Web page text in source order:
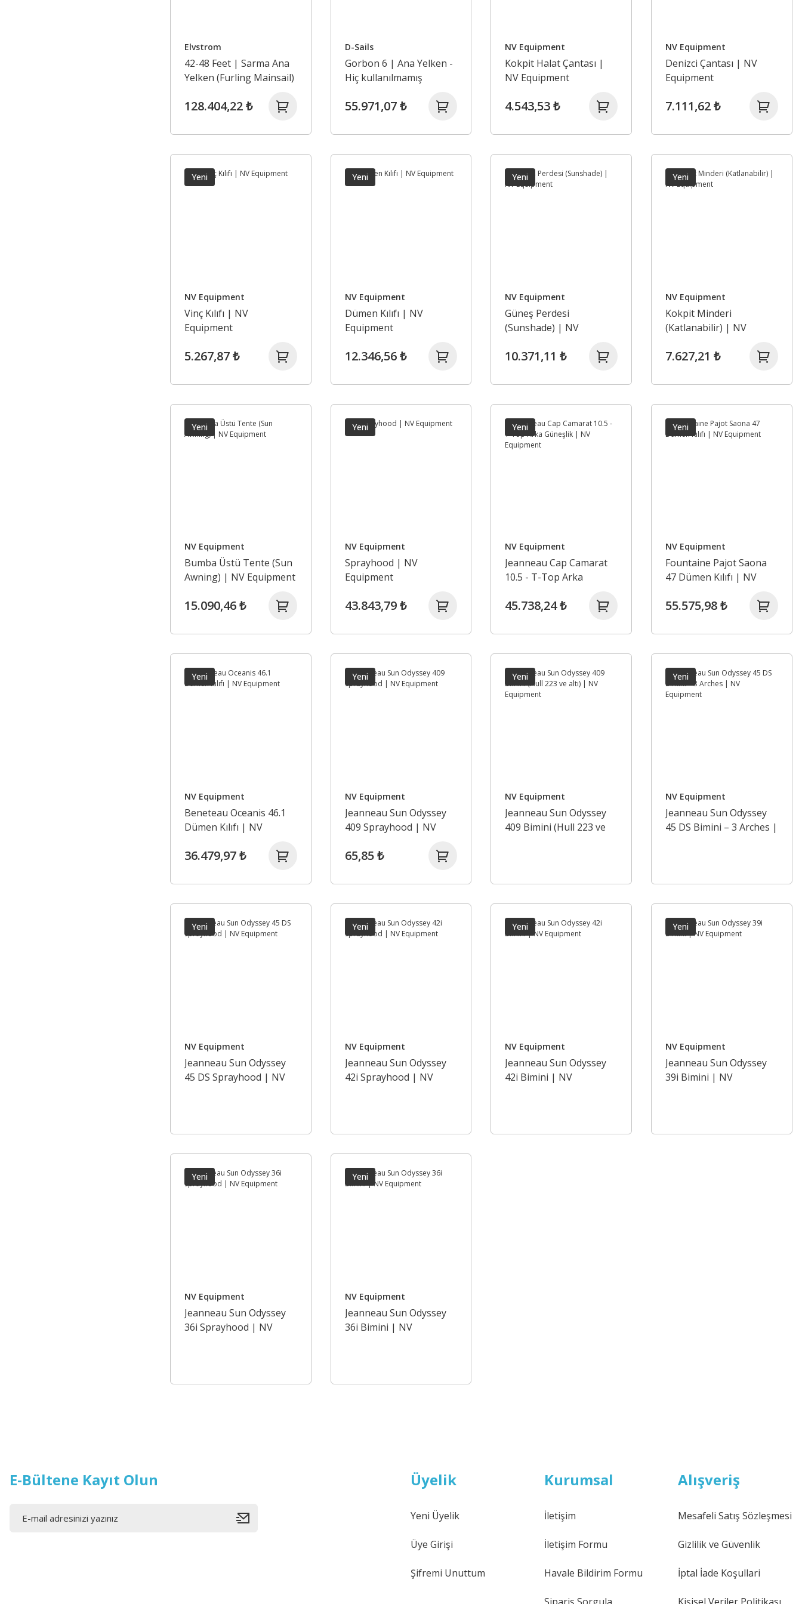
Elvstrom
42-48 Feet | Sarma Ana
Yelken (Furling Mainsail)
128.404,22 ₺
D-Sails
Gorbon 6 | Ana Yelken -
Hiç kullanılmamış
55.971,07 ₺
NV Equipment
Kokpit Halat Çantası |
NV Equipment
4.543,53 ₺
NV Equipment
Denizci Çantası | NV
Equipment
7.111,62 ₺
Yeni
NV Equipment
Vinç Kılıfı | NV
Equipment
5.267,87 ₺
Yeni
NV Equipment
Dümen Kılıfı | NV
Equipment
12.346,56 ₺
Yeni
NV Equipment
Güneş Perdesi
(Sunshade) | NV
10.371,11 ₺
Yeni
NV Equipment
Kokpit Minderi
(Katlanabilir) | NV
7.627,21 ₺
Yeni
NV Equipment
Bumba Üstü Tente (Sun
Awning) | NV Equipment
15.090,46 ₺
Yeni
NV Equipment
Sprayhood | NV
Equipment
43.843,79 ₺
Yeni
NV Equipment
Jeanneau Cap Camarat
10.5 - T-Top Arka
Equipment
45.738,24 ₺
Yeni
NV Equipment
Fountaine Pajot Saona
47 Dümen Kılıfı | NV
55.575,98 ₺
Yeni
NV Equipment
Beneteau Oceanis 46.1
Dümen Kılıfı | NV
36.479,97 ₺
Yeni
NV Equipment
Jeanneau Sun Odyssey
409 Sprayhood | NV
65,85 ₺
Yeni
NV Equipment
Jeanneau Sun Odyssey
409 Bimini (Hull 223 ve
Yeni
NV Equipment
Jeanneau Sun Odyssey
45 DS Bimini – 3 Arches |
Yeni
NV Equipment
Jeanneau Sun Odyssey
45 DS Sprayhood | NV
Yeni
NV Equipment
Jeanneau Sun Odyssey
42i Sprayhood | NV
Yeni
NV Equipment
Jeanneau Sun Odyssey
42i Bimini | NV
Yeni
NV Equipment
Jeanneau Sun Odyssey
39i Bimini | NV
Yeni
NV Equipment
Jeanneau Sun Odyssey
36i Sprayhood | NV
Yeni
NV Equipment
Jeanneau Sun Odyssey
36i Bimini | NV
E-Bültene Kayıt Olun Üyelik
Yeni Üyelik
Üye Girişi
Şifremi Unuttum
Kurumsal
İletişim
İletişim Formu
Havale Bildirim Formu
Alışveriş
Mesafeli Satış Sözleşmesi
Gizlilik ve Güvenlik
İptal İade Koşullari